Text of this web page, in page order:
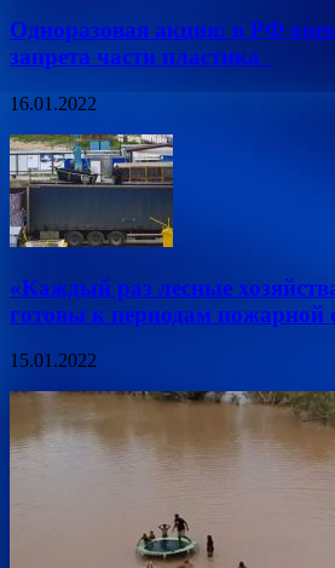
Одноразовая акция: в РФ
запрета части пластика
16.01.2022
«Каждый раз лесные
готовы к периодам пожарной
15.01.2022